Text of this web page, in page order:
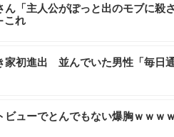
ん「主人公がぽっと出のモブに殺
これ
家初進出 並んでいた男性「毎日
ビューでとんでもない爆胸ｗｗｗ